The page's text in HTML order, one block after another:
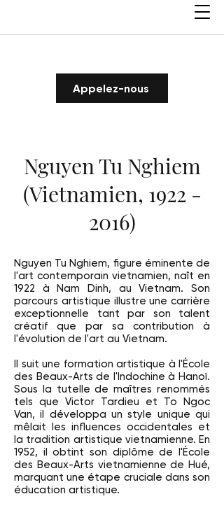
Appelez-nous
Nguyen Tu Nghiem
(Vietnamien, 1922 -
2016)
Nguyen Tu Nghiem, figure éminente de
l'art contemporain vietnamien, naît en
1922 à Nam Dinh, au Vietnam. Son
parcours artistique illustre une carrière
exceptionnelle tant par son talent
créatif que par sa contribution à
l'évolution de l'art au Vietnam.
Il suit une formation artistique à l'École
des Beaux-Arts de l'Indochine à Hanoï.
Sous la tutelle de maîtres renommés
tels que Victor Tardieu et To Ngoc
Van, il développa un style unique qui
mêlait les influences occidentales et
la tradition artistique vietnamienne. En
1952, il obtint son diplôme de l'École
des Beaux-Arts vietnamienne de Hué,
marquant une étape cruciale dans son
éducation artistique.